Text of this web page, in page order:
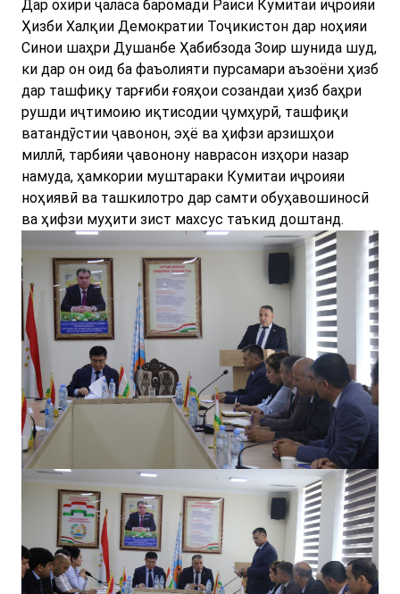
Дар охири ҷаласа баромади Раиси Кумитаи иҷроияи
Ҳизби Халқии Демократии Тоҷикистон дар ноҳияи
Синои шаҳри Душанбе Ҳабибзода Зоир шунида шуд,
ки дар он оид ба фаъолияти пурсамари аъзоёни ҳизб
дар ташфиқу тарғиби ғояҳои созандаи ҳизб баҳри
рушди иҷтимоию иқтисодии ҷумҳурӣ, ташфиқи
ватандӯстии ҷавонон, эҳё ва ҳифзи арзишҳои
миллӣ, тарбияи ҷавонону наврасон изҳори назар
намуда, ҳамкории муштараки Кумитаи иҷроияи
ноҳиявӣ ва ташкилотро дар самти обуҳавошиносӣ
ва ҳифзи муҳити зист махсус таъкид доштанд.